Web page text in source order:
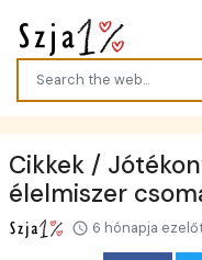
Cikkek /
élelmiszer
6 hónapja